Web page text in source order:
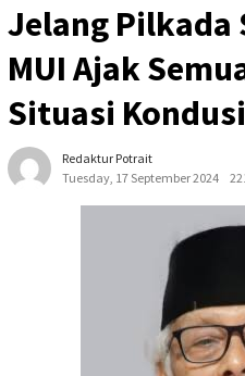
Jelang Pilkada
MUI Ajak
Situasi
Redaktur Potrait
Tuesday, 17 September 2024